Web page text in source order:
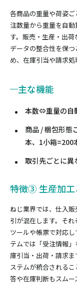
各商品の重量や荷姿
注数量から重量を自
す。販売・生産・出荷
データの整合性を保
め、在庫引当や請求処
主な機能
本数⇔重量の自
商品 / 梱包形態
本、1小箱=200
取引先ごとに異
特徴③ 生産加工
ねじ業界では、仕入
引が混在します。そ
ツールや帳票で対応
テムでは「受注情報
庫引当・出荷・請求
ステムが統合される
答や在庫判断もスムー